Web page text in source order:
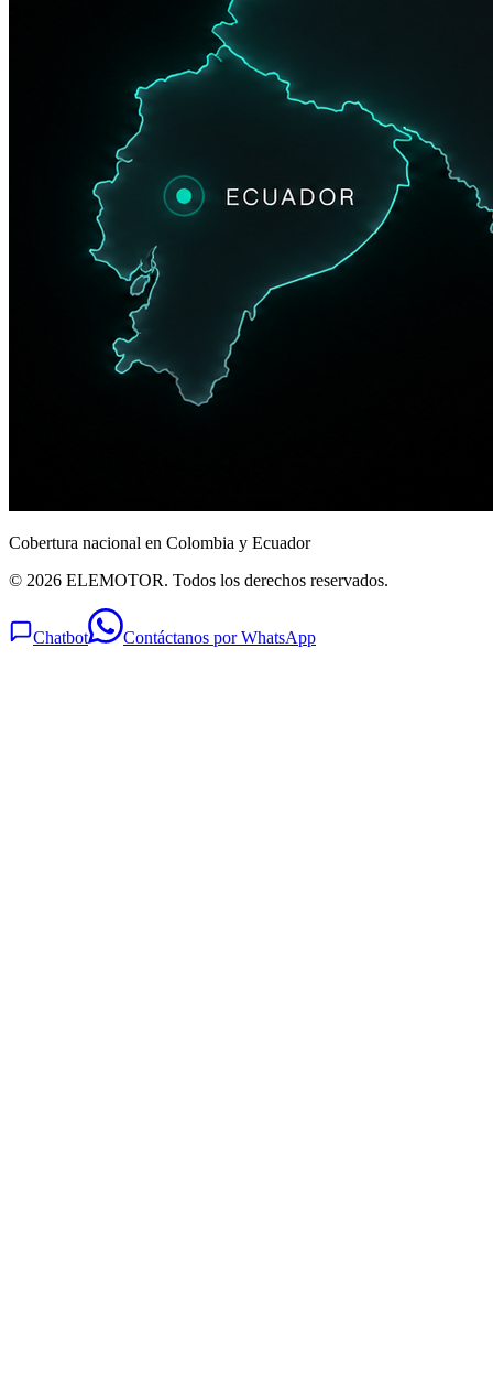
Cobertura nacional en Colombia y Ecuador
© 2026 ELEMOTOR. Todos los derechos reservados.
Chatbot Contáctanos por WhatsApp